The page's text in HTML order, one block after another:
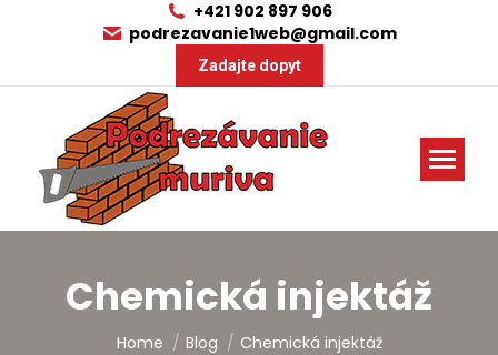
+421 902 897 906
podrezavanie1web@gmail.com
Zadajte dopyt
Chemická injektáž
You are here:
Home Blog Chemická injektáž